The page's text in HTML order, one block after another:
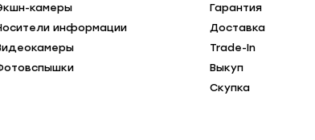
камеры
информации
Гарантия
Доставка
Trade-In
Выкуп
Скупка